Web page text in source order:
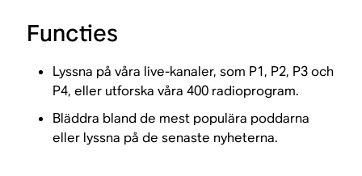
Functies
Lyssna på våra live-kanaler, som P1, P2, P3 och
P4, eller utforska våra 400 radioprogram.
Bläddra bland de mest populära poddarna
eller lyssna på de senaste nyheterna.